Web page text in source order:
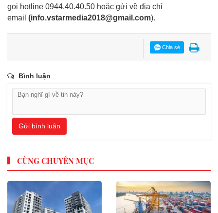
gọi hotline 0944.40.40.50 hoặc gửi về địa chỉ
email (info.vstarmedia2018@gmail.com).
Chia sẻ
Bình luận
Gửi bình luận
CÙNG CHUYÊN MỤC